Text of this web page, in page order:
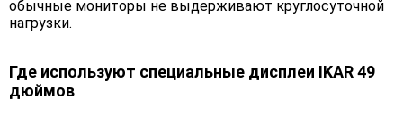
обычные мониторы не выдерживают круглосуточной
нагрузки.
Где используют специальные дисплеи IKAR 49
дюймов